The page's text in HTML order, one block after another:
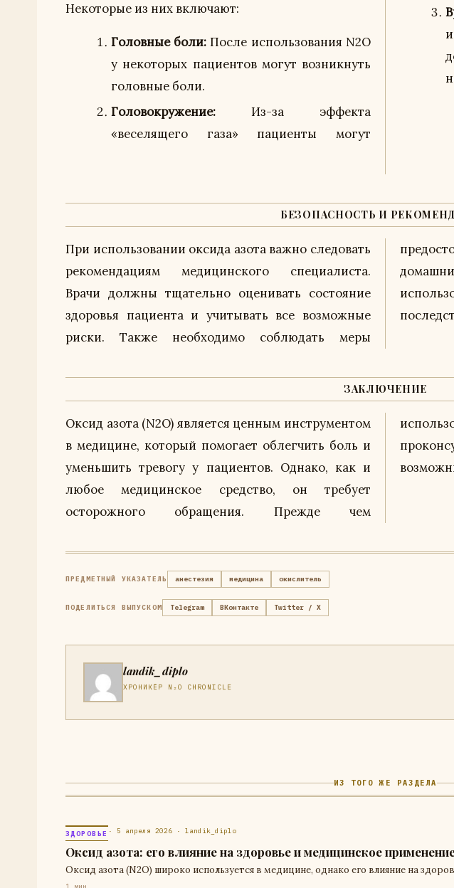
Некоторые из них включают:
Головные боли: После использования N2O
у некоторых пациентов могут возникнуть
головные боли.
Головокружение: Из-за эффекта
«веселящего газа» пациенты могут
БЕЗОПАСНОСТЬ И
При использовании оксида азота важно следовать
рекомендациям медицинского специалиста.
Врачи должны тщательно оценивать состояние
здоровья пациента и учитывать все возможные
риски. Также необходимо соблюдать меры
предосторожности при использовании N2O в
домашних условиях, так как неправильное
использование может привести к серьезным
ЗАКЛЮЧЕНИЕ
Оксид азота (N2O) является ценным инструментом
в медицине, который помогает облегчить боль и
уменьшить тревогу у пациентов. Однако, как и
любое медицинское средство, он требует
осторожного обращения. Прежде чем
использовать закись азота, важно
проконсультироваться с врачом и учитывать все
ПРЕДМЕТНЫЙ УКАЗАТЕЛЬ анестезия медицина окислитель
ПОДЕЛИТЬСЯ ВЫПУСКОМ Telegram ВКонтакте Twitter / X
landik_diplo
ХРОНИКЁР N₂O CHRONICLE
ИЗ ТОГО ЖЕ РАЗДЕЛА
ЗДОРОВЬЕ · 5 апреля 2026 · landik_diplo
Оксид азота: его влияние на здоровье и медицинское
Оксид азота (N2O) широко используется в медицине, однако его влияние на